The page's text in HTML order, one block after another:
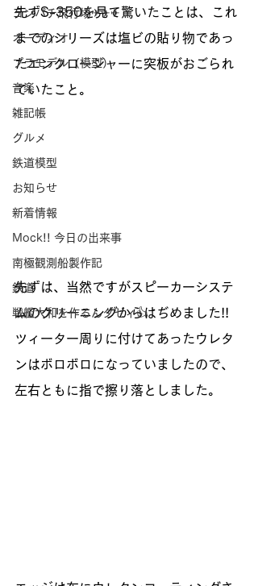
ヨンパチ飛行場✈✈✈
オーディオ
プラモデル（模型）
音楽
雑記帳
グルメ
鉄道模型
お知らせ
新着情報
Mock!! 今日の出来事
南極観測船製作記
鉄道
戦艦大和を作るんダゼィ👍
先ずS-350を見て驚いたことは、これ
までのシリーズは塩ビの貼り物であっ
たエンクロージャーに突板がおごられ
ていたこと。
先ずは、当然ですがスピーカーシステ
ムのクリーニングからはぢめました!!
ツィーター周りに付けてあったウレタ
ンはボロボロになっていましたので、
左右ともに指で擦り落としました。